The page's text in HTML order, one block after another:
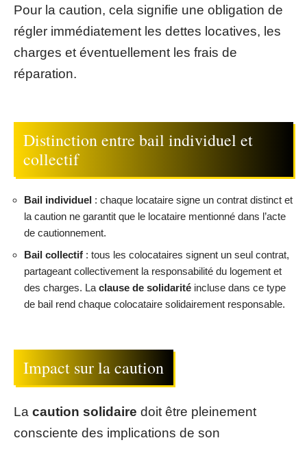
Pour la caution, cela signifie une obligation de
régler immédiatement les dettes locatives, les
charges et éventuellement les frais de
réparation.
Distinction entre bail individuel et
collectif
Bail individuel : chaque locataire signe un contrat distinct et
la caution ne garantit que le locataire mentionné dans l’acte
de cautionnement.
Bail collectif : tous les colocataires signent un seul contrat,
partageant collectivement la responsabilité du logement et
des charges. La clause de solidarité incluse dans ce type
de bail rend chaque colocataire solidairement responsable.
Impact sur la caution
La caution solidaire doit être pleinement
consciente des implications de son